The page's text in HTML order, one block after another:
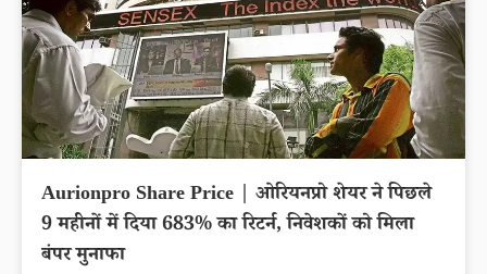
Aurionpro Share Price | ओरियनप्रो शेयर ने पिछले
9 महीनों में दिया 683% का रिटर्न, निवेशकों को मिला
बंपर मुनाफा